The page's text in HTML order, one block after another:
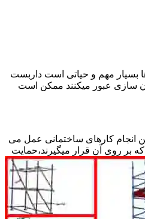
بسیار مهم و حیاتی است داربست
سازی عبور میکنند ممکن است
انجام کارهای ساختمانی عمل می
بر روی آن قرار میگیرند،حمایت